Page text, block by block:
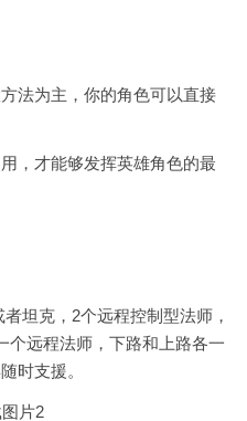
法为主，你的角色可以直接
，才能够发挥英雄角色的最
坦克，2个远程控制型法师，
个远程法师，下路和上路各一
时支援。